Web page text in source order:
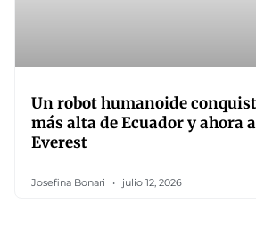
Un robot humanoide
más alta de Ecuador y ahora
Everest
Josefina Bonari julio 12, 2026